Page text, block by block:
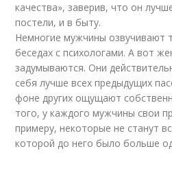
качества», заверив, что он
постели, и в быту.
Немногие мужчины озвучивают
беседах с психологами. А вот
задумываются. Они
себя лучше всех предыдущих
фоне других ощущают
того, у каждого мужчины свои
примеру, некоторые не станут
которой до него было больше